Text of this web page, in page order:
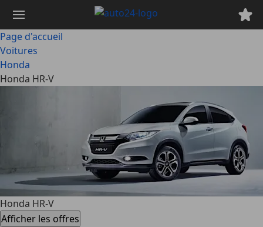
contenu
principal
Page d'accueil
Voitures
Honda
Honda HR-V
Honda HR-V
Afficher les offres